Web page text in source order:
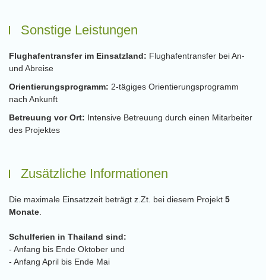
Sonstige Leistungen
Flughafentransfer im Einsatzland: Flughafentransfer bei An-
und Abreise
Orientierungsprogramm: 2-tägiges Orientierungsprogramm
nach Ankunft
Betreuung vor Ort: Intensive Betreuung durch einen Mitarbeiter
des Projektes
Zusätzliche Informationen
Die maximale Einsatzzeit beträgt z.Zt. bei diesem Projekt 5
Monate
Schulferien in Thailand sind:
- Anfang bis Ende Oktober und
- Anfang April bis Ende Mai